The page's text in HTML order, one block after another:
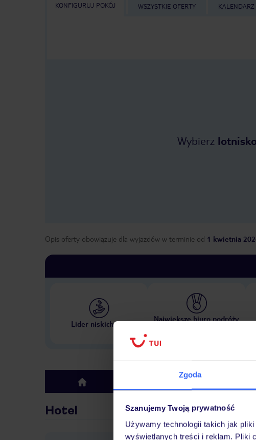
Zgoda
Szanujemy Twoją prywatność
Używamy technologii takich jak
wyświetlanych treści i reklam. Pliki
KONFIGURUJ POKÓJ WSZYSTKIE OFERTY
Wybierz lotnisko
Opis oferty obowiązuje dla wyjazdów w terminie od 1 kwietnia
Lider niskich cen
Największe biuro podróży
top
Hotel